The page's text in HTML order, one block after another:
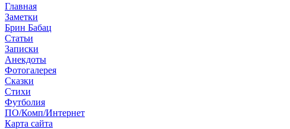
Главная
Заметки
Брин Бабац
Статьи
Записки
Анекдоты
Фотогалерея
Сказки
Стихи
Футболия
ПО/Комп/Интернет
Карта сайта